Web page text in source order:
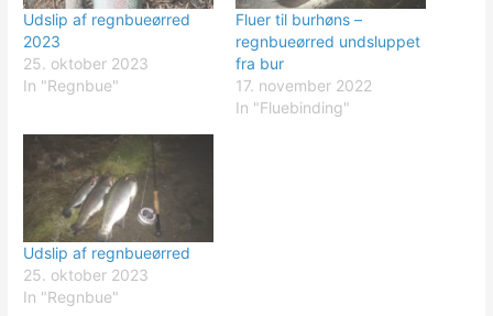
Udslip af regnbueørred
2023
25. oktober 2023
In "Regnbue"
Fluer til burhøns –
regnbueørred undsluppet
fra bur
17. november 2022
In "Fluebinding"
Udslip af regnbueørred
25. oktober 2023
In "Regnbue"